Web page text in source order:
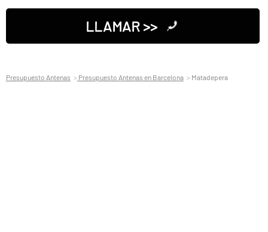
LLAMAR >>
Presupuesto Antenas Presupuesto Antenas en Barcelona Matadepera